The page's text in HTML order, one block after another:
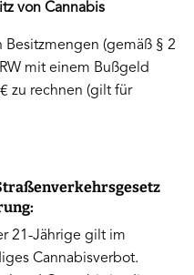
von Cannabis
(gemäß § 2
mit einem Bußgeld
zu rechnen (gilt für
21-Jährige gilt im
Cannabisverbot.